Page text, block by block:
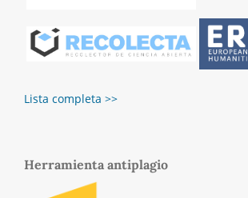
Lista completa >>
Herramienta antiplagio